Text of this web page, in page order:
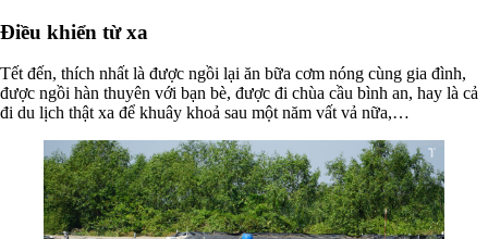
Điều khiển từ xa
Tết đến, thích nhất là được ngồi lại ăn bữa cơm nóng cùng gia đình,
được ngồi hàn thuyên với bạn bè, được đi chùa cầu bình an, hay là cả
đi du lịch thật xa để khuây khoả sau một năm vất vả nữa,…